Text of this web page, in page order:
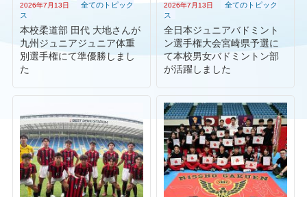
2026年7月13日
全てのトピック
ス
本校柔道部 田代 大地さんが
九州ジュニアジュニア体重
別選手権にて準優勝しまし
た
2026年7月13日
全てのトピック
ス
全日本ジュニアバドミント
ン選手権大会宮崎県予選に
て本校男女バドミントン部
が活躍しました